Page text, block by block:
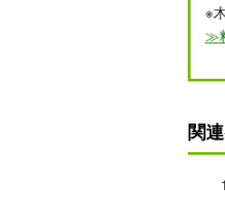
※
≫
関